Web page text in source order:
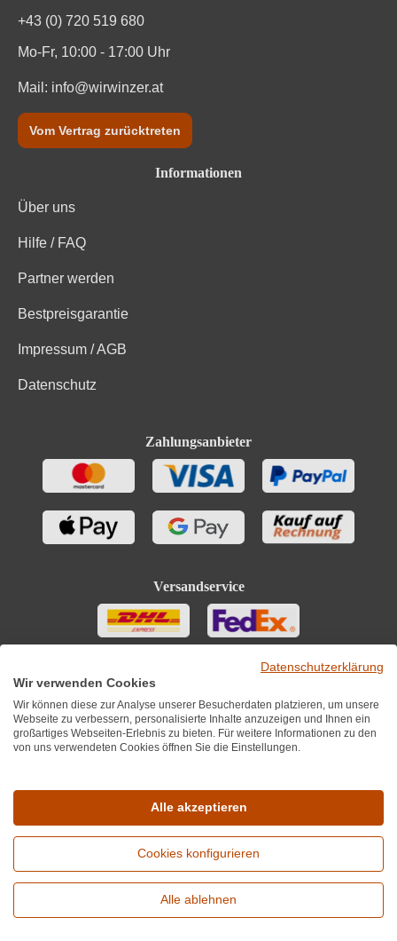
+43 (0) 720 519 680
Mo-Fr, 10:00 - 17:00 Uhr
Mail: info@wirwinzer.at
Vom Vertrag zurücktreten
Informationen
Über uns
Hilfe / FAQ
Partner werden
Bestpreisgarantie
Impressum / AGB
Datenschutz
Zahlungsanbieter
Versandservice
*Alle Preise inkl. MwST zzgl. 5,90€ Versandkosten je Winzer.
Versandkostenfrei ab 12 Flaschen je Winzer.
Copyright © 2010 - 2026 WirWinzer GmbH
Erweiterte Suche
Datenschutzerklärung
Wir verwenden Cookies
Wir können diese zur Analyse unserer Besucherdaten platzieren, um unsere
Webseite zu verbessern, personalisierte Inhalte anzuzeigen und Ihnen ein
großartiges Webseiten-Erlebnis zu bieten. Für weitere Informationen zu den
von uns verwendeten Cookies öffnen Sie die Einstellungen.
Alle akzeptieren
Cookies konfigurieren
Alle ablehnen